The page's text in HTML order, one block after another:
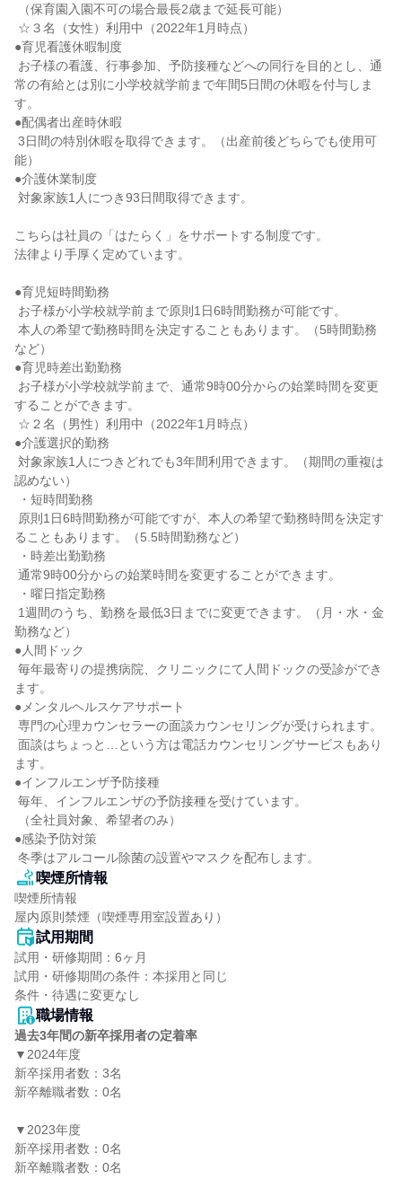
●育児看護休暇制度
常の有給とは別に小学校就学前まで年間5日間の休暇を付与しま
す。
●配偶者出産時休暇
能）
●介護休業制度
こちらは社員の「はたらく」をサポートする制度です。
法律より手厚く定めています。
●育児短時間勤務
など）
●育児時差出勤勤務
することができます。
●介護選択的勤務
認めない）
ることもあります。（5.5時間勤務など）
勤務など）
●人間ドック
ます。
●メンタルヘルスケアサポート
ます。
●インフルエンザ予防接種
●感染予防対策
冬季はアルコール除菌の設置やマスクを配布します。
喫煙所情報
喫煙所情報
屋内原則禁煙（喫煙専用室設置あり）
試用期間
試用・研修期間：6ヶ月
試用・研修期間の条件：本採用と同じ
職場情報
過去3年間の新卒採用者の定着率
▼2024年度
新卒採用者数：3名
新卒離職者数：0名
▼2023年度
新卒採用者数：0名
新卒離職者数：0名